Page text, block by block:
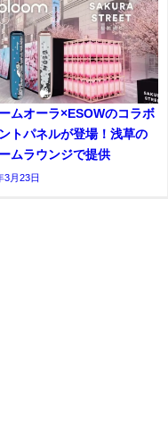
ムオーラ×ESOWのコラボ
トパネルが登場！浅草の
ムラウンジで提供
3月23日